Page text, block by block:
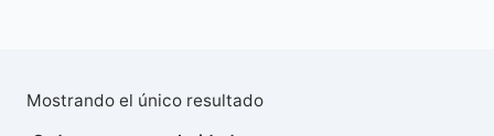
Mostrando el único resultado